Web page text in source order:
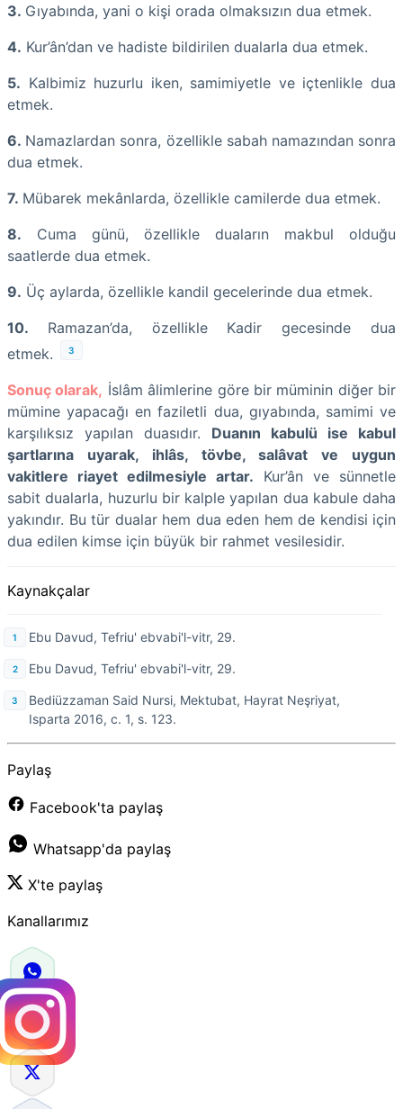
3. Gıyabında, yani o kişi orada olmaksızın dua etmek.
4. Kur’ân’dan ve hadiste bildirilen dualarla dua etmek.
5. Kalbimiz huzurlu iken, samimiyetle ve içtenlikle dua
etmek.
6. Namazlardan sonra, özellikle sabah namazından sonra
dua etmek.
7. Mübarek mekânlarda, özellikle camilerde dua etmek.
8. Cuma günü, özellikle duaların makbul olduğu
saatlerde dua etmek.
9. Üç aylarda, özellikle kandil gecelerinde dua etmek.
10. Ramazan’da, özellikle Kadir gecesinde dua
etmek.
3
Sonuç olarak, İslâm âlimlerine göre bir müminin diğer bir
mümine yapacağı en faziletli dua, gıyabında, samimi ve
karşılıksız yapılan duasıdır. Duanın kabulü ise kabul
şartlarına uyarak, ihlâs, tövbe, salâvat ve uygun
vakitlere riayet edilmesiyle artar. Kur’ân ve sünnetle
sabit dualarla, huzurlu bir kalple yapılan dua kabule daha
yakındır. Bu tür dualar hem dua eden hem de kendisi için
dua edilen kimse için büyük bir rahmet vesilesidir.
Kaynakçalar
Ebu Davud, Tefriu' ebvabi'l-vitr, 29.
Ebu Davud, Tefriu' ebvabi'l-vitr, 29.
Bediüzzaman Said Nursi, Mektubat, Hayrat Neşriyat,
Isparta 2016, c. 1, s. 123.
Paylaş
Facebook'ta paylaş
Whatsapp'da paylaş
X'te paylaş
Kanallarımız